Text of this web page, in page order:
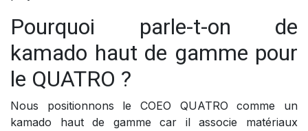
Pourquoi parle-t-on de
kamado haut de gamme pour
le QUATRO ?
Nous positionnons le COEO QUATRO comme un
kamado haut de gamme car il associe matériaux